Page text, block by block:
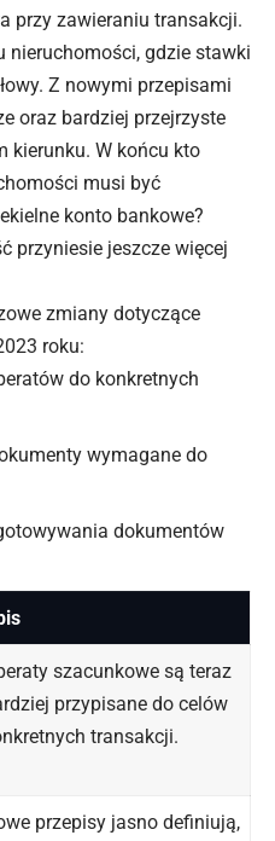
przy zawieraniu transakcji.
nieruchomości, gdzie stawki
Z nowymi przepisami
oraz bardziej przejrzyste
kierunku. W końcu kto
musi być
konto bankowe?
przyniesie jeszcze więcej
zmiany dotyczące
roku:
do konkretnych
wymagane do
dokumentów
szacunkowe są teraz
przypisane do celów
transakcji.
przepisy jasno definiują,